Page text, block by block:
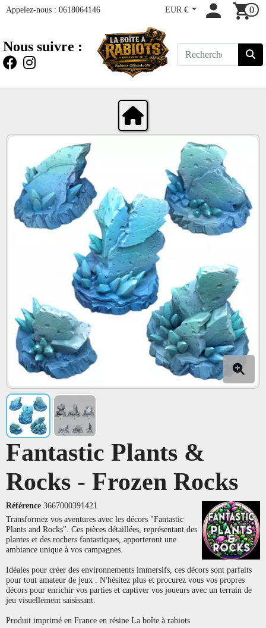
Appelez-nous : 0618064146 EUR € 0
Nous suivre :
Fantastic Plants &
Rocks - Frozen Rocks
Référence 3667000391421
Transformez vos aventures avec les décors "Fantastic
Plants and Rocks". Ces pièces détaillées, représentant des
plantes et des rochers fantastiques, apporteront une
ambiance unique à vos campagnes.
Idéales pour créer des environnements immersifs, ces décors sont parfaits
pour tout amateur de jeux . N'hésitez plus et procurez vous vos propres
décors pour enrichir vos parties et captiver vos joueurs avec un terrain de
jeu visuellement saisissant.
Produit imprimé en France en résine La boîte à rabiots